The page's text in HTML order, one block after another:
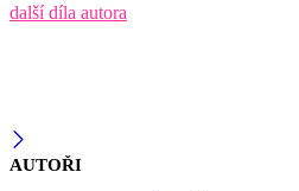
další díla autora
AUTOŘI